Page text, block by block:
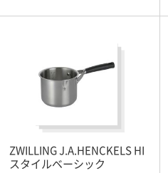
ZWILLING J.A.HENCKELS HI
スタイルベーシック